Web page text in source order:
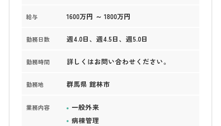
給与 1600万円 ～ 1800万円
勤務日数 週4.0日、週4.5日、週5.0日
勤務時間 詳しくはお問い合わせください。
勤務地 群馬県 館林市
業務内容
一般外来
病棟管理